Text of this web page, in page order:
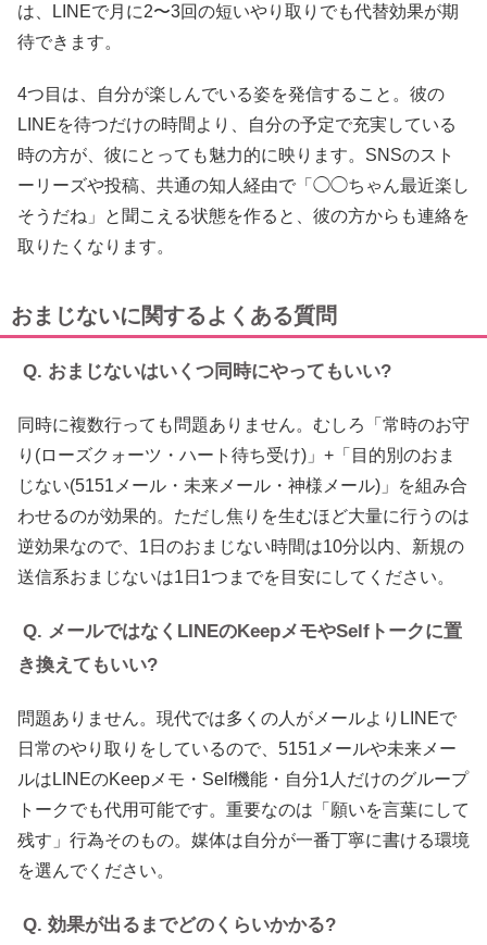
は、LINEで月に2〜3回の短いやり取りでも代替効果が期
待できます。
4つ目は、自分が楽しんでいる姿を発信すること。彼の
LINEを待つだけの時間より、自分の予定で充実している
時の方が、彼にとっても魅力的に映ります。SNSのスト
ーリーズや投稿、共通の知人経由で「◯◯ちゃん最近楽し
そうだね」と聞こえる状態を作ると、彼の方からも連絡を
取りたくなります。
おまじないに関するよくある質問
Q. おまじないはいくつ同時にやってもいい?
同時に複数行っても問題ありません。むしろ「常時のお守
り(ローズクォーツ・ハート待ち受け)」+「目的別のおま
じない(5151メール・未来メール・神様メール)」を組み合
わせるのが効果的。ただし焦りを生むほど大量に行うのは
逆効果なので、1日のおまじない時間は10分以内、新規の
送信系おまじないは1日1つまでを目安にしてください。
Q. メールではなくLINEのKeepメモやSelfトークに置
き換えてもいい?
問題ありません。現代では多くの人がメールよりLINEで
日常のやり取りをしているので、5151メールや未来メー
ルはLINEのKeepメモ・Self機能・自分1人だけのグループ
トークでも代用可能です。重要なのは「願いを言葉にして
残す」行為そのもの。媒体は自分が一番丁寧に書ける環境
を選んでください。
Q. 効果が出るまでどのくらいかかる?